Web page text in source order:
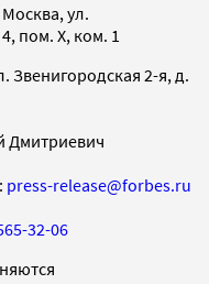
ул.
пом. X, ком. 1
Звенигородская 2-я, д.
Дмитриевич
press-release@forbes.ru
32-06